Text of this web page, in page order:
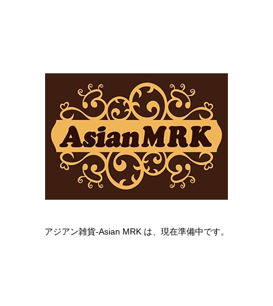
アジアン雑貨-Asian MRK は、現在準備中です。